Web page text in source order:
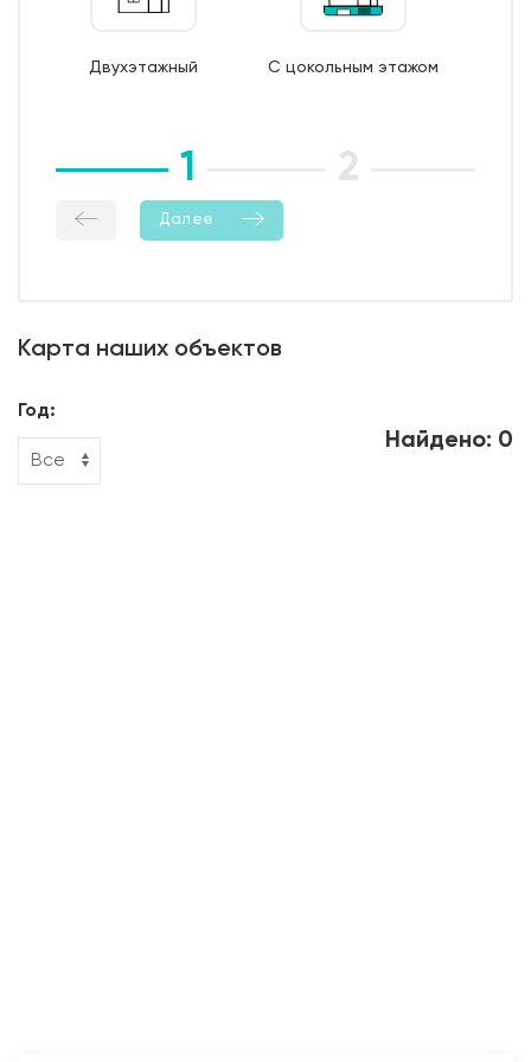
влажностный режима);
Двухэтажный С цокольным этажом
1 2
Далее
Карта наших объектов
Год:
Найдено: 0